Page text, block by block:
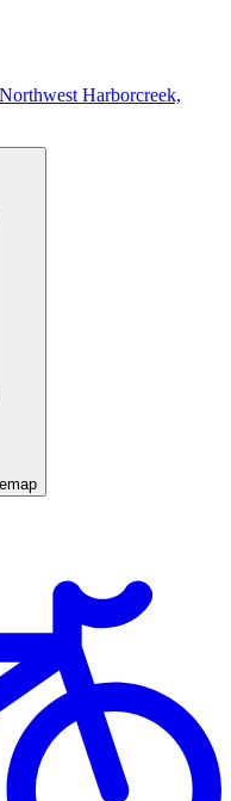
Northwest Harborcreek,